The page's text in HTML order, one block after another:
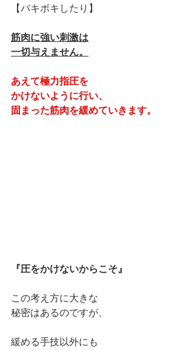
【バキボキしたり】
筋肉に強い刺激は
一切与えません。
あえて極力指圧を
かけないように行い、
固まった筋肉を緩めていきます。
『圧をかけないからこそ』
この考え方に大きな
秘密はあるのですが、
緩める手技以外にも